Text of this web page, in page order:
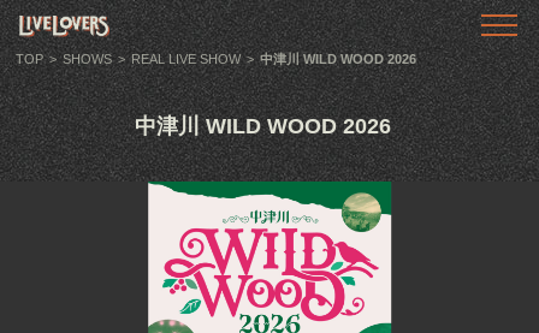
TOP
トップ
ABOUT
LIVE LOVERSとは
SHOWS
ライブ情報
LLTV
動画番組
TOP > SHOWS > REAL LIVE SHOW > 中津川 WILD WOOD 2026
中津川 WILD WOOD 2026